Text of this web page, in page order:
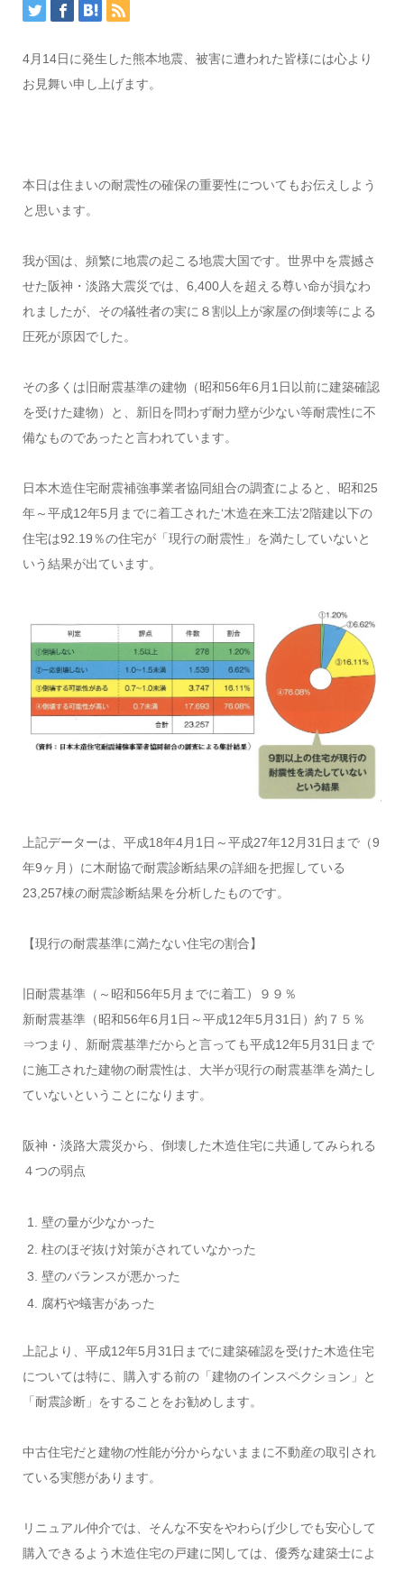
4月14日に発生した熊本地震、被害に遭われた皆様には心より
お見舞い申し上げます。
本日は住まいの耐震性の確保の重要性についてもお伝えしよう
と思います。
我が国は、頻繁に地震の起こる地震大国です。世界中を震撼さ
せた阪神・淡路大震災では、6,400人を超える尊い命が損なわ
れましたが、その犠牲者の実に８割以上が家屋の倒壊等による
圧死が原因でした。
その多くは旧耐震基準の建物（昭和56年6月1日以前に建築確認
を受けた建物）と、新旧を問わず耐力壁が少ない等耐震性に不
備なものであったと言われています。
日本木造住宅耐震補強事業者協同組合の調査によると、昭和25
年～平成12年5月までに着工された‘木造在来工法’2階建以下の
住宅は92.19％の住宅が「現行の耐震性」を満たしていないと
いう結果が出ています。
上記データーは、平成18年4月1日～平成27年12月31日まで（9
年9ヶ月）に木耐協で耐震診断結果の詳細を把握している
23,257棟の耐震診断結果を分析したものです。
【現行の耐震基準に満たない住宅の割合】
旧耐震基準（～昭和56年5月までに着工）９９％
新耐震基準（昭和56年6月1日～平成12年5月31日）約７５％
⇒つまり、新耐震基準だからと言っても平成12年5月31日まで
に施工された建物の耐震性は、大半が現行の耐震基準を満たし
ていないということになります。
阪神・淡路大震災から、倒壊した木造住宅に共通してみられる
４つの弱点
壁の量が少なかった
柱のほぞ抜け対策がされていなかった
壁のバランスが悪かった
腐朽や蟻害があった
上記より、平成12年5月31日までに建築確認を受けた木造住宅
については特に、購入する前の「建物のインスペクション」と
「耐震診断」をすることをお勧めします。
中古住宅だと建物の性能が分からないままに不動産の取引され
ている実態があります。
リニュアル仲介では、そんな不安をやわらげ少しでも安心して
購入できるよう木造住宅の戸建に関しては、優秀な建築士によ